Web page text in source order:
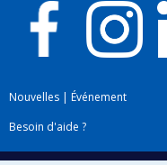
Nouvelles | Événement
Besoin d'aide ?
Plan du site|Accessibilité